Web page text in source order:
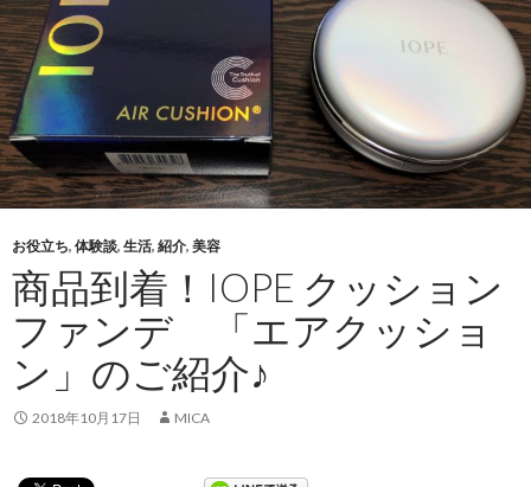
お役立ち, 体験談, 生活, 紹介, 美容
商品到着！IOPE クッション
ファンデ 「エアクッショ
ン」のご紹介♪
2018年10月17日 MICA